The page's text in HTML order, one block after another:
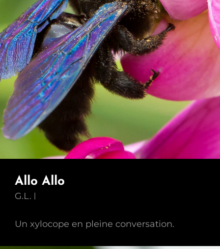
Allo Allo
G.L.
Un xylocope en pleine conversation.